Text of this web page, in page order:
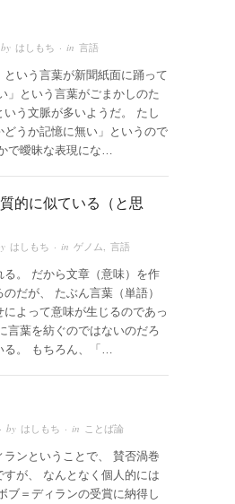
はしもち · in 言語
という言葉が新聞紙面に踊って
」という言葉がごまかしのた
う文脈が多いようだ。 たし
うか記憶に無い」というので
で曖昧な表現にな…
的に似ている（と思
はしもち · in ゲノム, 言語
る。 だから文章（意味）を作
だが、 たぶん言葉（単語）
よって意味が生じるのであっ
言葉を紡ぐのではないのだろ
る。 もちろん、「…
· by はしもち · in ことば論
ンということで、 賛否渦巻
すが、 なんとなく個人的には
ブ＝ディランの受賞に納得し